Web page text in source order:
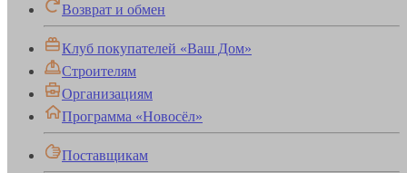
Возврат и обмен
Клуб покупателей «Ваш Дом»
Строителям
Организациям
Программа «Новосёл»
Поставщикам